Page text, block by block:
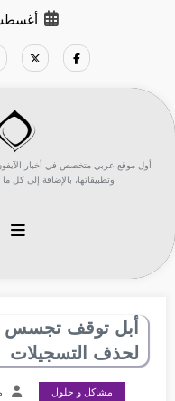
أغسطس 7,
أول موقع عربي متخصص في أخبار الآيفون
وتطبيقاتها، بالإضافة إلى كل
أبل توقف تجسس
لحذف التسجيلات
مشاكل و حلول